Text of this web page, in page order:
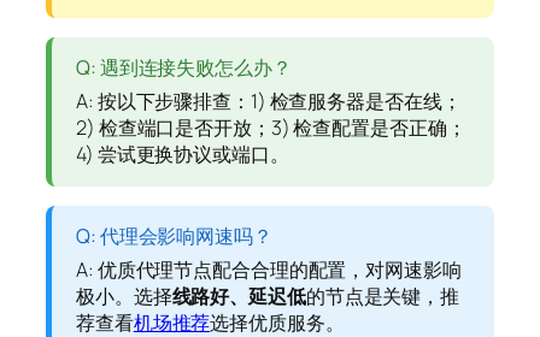
Q: 遇到连接失败怎么办？
A: 按以下步骤排查：1) 检查服务器是否在线；
2) 检查端口是否开放；3) 检查配置是否正确；
4) 尝试更换协议或端口。
Q: 代理会影响网速吗？
A: 优质代理节点配合合理的配置，对网速影响
极小。选择线路好、延迟低的节点是关键，推
荐查看机场推荐选择优质服务。